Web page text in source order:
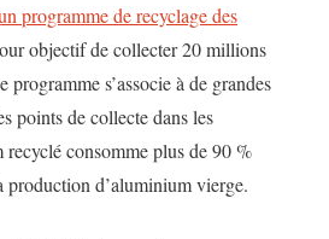
programme de recyclage des
objectif de collecter 20 millions
programme s’associe à de grandes
points de collecte dans les
recyclé consomme plus de 90 %
production d’aluminium vierge.